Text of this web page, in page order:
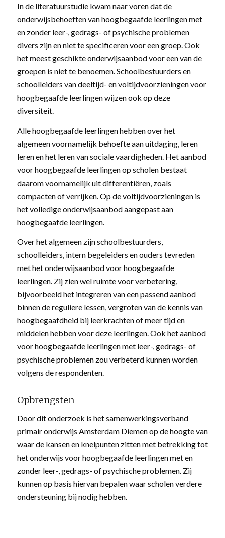
In de literatuurstudie kwam naar voren dat de
onderwijsbehoeften van hoogbegaafde leerlingen met
en zonder leer-, gedrags- of psychische problemen
divers zijn en niet te specificeren voor een groep. Ook
het meest geschikte onderwijsaanbod voor een van de
groepen is niet te benoemen. Schoolbestuurders en
schoolleiders van deeltijd- en voltijdvoorzieningen voor
hoogbegaafde leerlingen wijzen ook op deze
diversiteit.
Alle hoogbegaafde leerlingen hebben over het
algemeen voornamelijk behoefte aan uitdaging, leren
leren en het leren van sociale vaardigheden. Het aanbod
voor hoogbegaafde leerlingen op scholen bestaat
daarom voornamelijk uit differentiëren, zoals
compacten of verrijken. Op de voltijdvoorzieningen is
het volledige onderwijsaanbod aangepast aan
hoogbegaafde leerlingen.
Over het algemeen zijn schoolbestuurders,
schoolleiders, intern begeleiders en ouders tevreden
met het onderwijsaanbod voor hoogbegaafde
leerlingen. Zij zien wel ruimte voor verbetering,
bijvoorbeeld het integreren van een passend aanbod
binnen de reguliere lessen, vergroten van de kennis van
hoogbegaafdheid bij leerkrachten of meer tijd en
middelen hebben voor deze leerlingen. Ook het aanbod
voor hoogbegaafde leerlingen met leer-, gedrags- of
psychische problemen zou verbeterd kunnen worden
volgens de respondenten.
Opbrengsten
Door dit onderzoek is het samenwerkingsverband
primair onderwijs Amsterdam Diemen op de hoogte van
waar de kansen en knelpunten zitten met betrekking tot
het onderwijs voor hoogbegaafde leerlingen met en
zonder leer-, gedrags- of psychische problemen. Zij
kunnen op basis hiervan bepalen waar scholen verdere
ondersteuning bij nodig hebben.